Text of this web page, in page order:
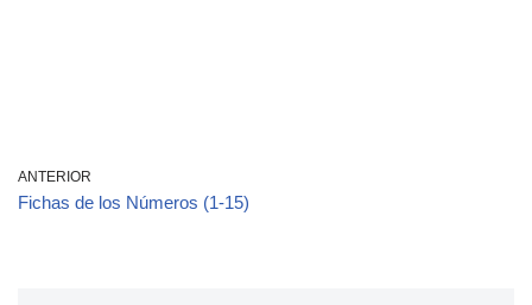
ANTERIOR
Fichas de los Números (1-15)